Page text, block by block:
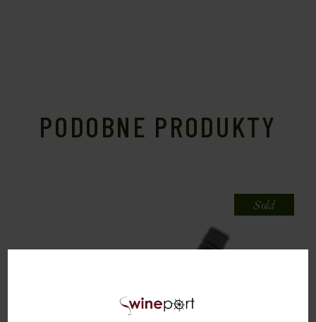
PODOBNE PRODUKTY
Sold